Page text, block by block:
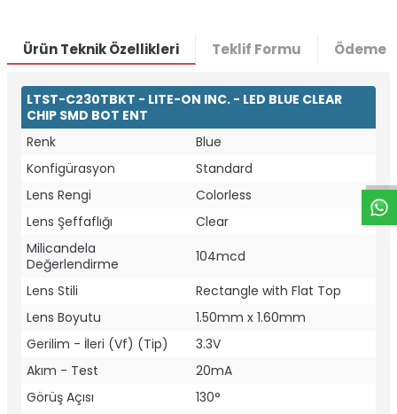
W
h
t
a
p
p
D
e
s
e
H
a
t
t
Ürün Teknik Özellikleri Teklif Formu Ödeme
LTST-C230TBKT - LITE-ON INC. - LED BLUE CLEAR
CHIP SMD BOT ENT
Renk
Blue
Konfigürasyon
Standard
Lens Rengi
Colorless
Lens Şeffaflığı
Clear
Milicandela
Değerlendirme
104mcd
Lens Stili
Rectangle with Flat Top
Lens Boyutu
1.50mm x 1.60mm
Gerilim - İleri (Vf) (Tip)
3.3V
Akım - Test
20mA
Görüş Açısı
130°